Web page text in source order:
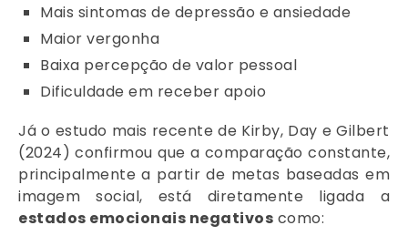
Mais sintomas de depressão e ansiedade
Maior vergonha
Baixa percepção de valor pessoal
Dificuldade em receber apoio
Já o estudo mais recente de Kirby, Day e Gilbert
(2024) confirmou que a comparação constante,
principalmente a partir de metas baseadas em
imagem social, está diretamente ligada a
estados emocionais negativos como: